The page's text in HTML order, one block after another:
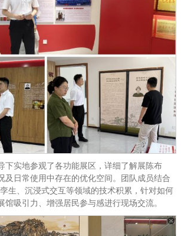
下实地参观了各功能展区，详细了解展陈布
及日常使用中存在的优化空间。团队成员结合
生、沉浸式交互等领域的技术积累，针对如何
馆吸引力、增强居民参与感进行现场交流。